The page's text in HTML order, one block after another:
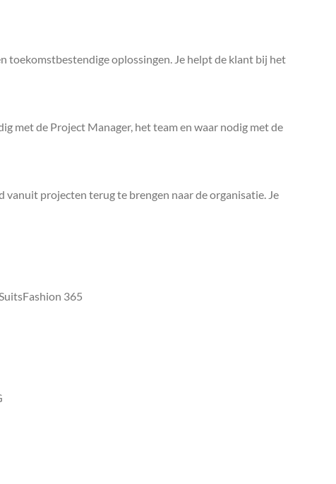
toekomstbestendige oplossingen. Je helpt de klant bij het
met de Project Manager, het team en waar nodig met de
vanuit projecten terug te brengen naar de organisatie. Je
365